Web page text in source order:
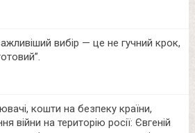
вибір — це не гучний крок,
кошти на безпеку країни,
війни на територію росії: Євгеній